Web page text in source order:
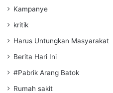
Kampanye
kritik
Harus Untungkan Masyarakat
Berita Hari Ini
#Pabrik Arang Batok
Rumah sakit